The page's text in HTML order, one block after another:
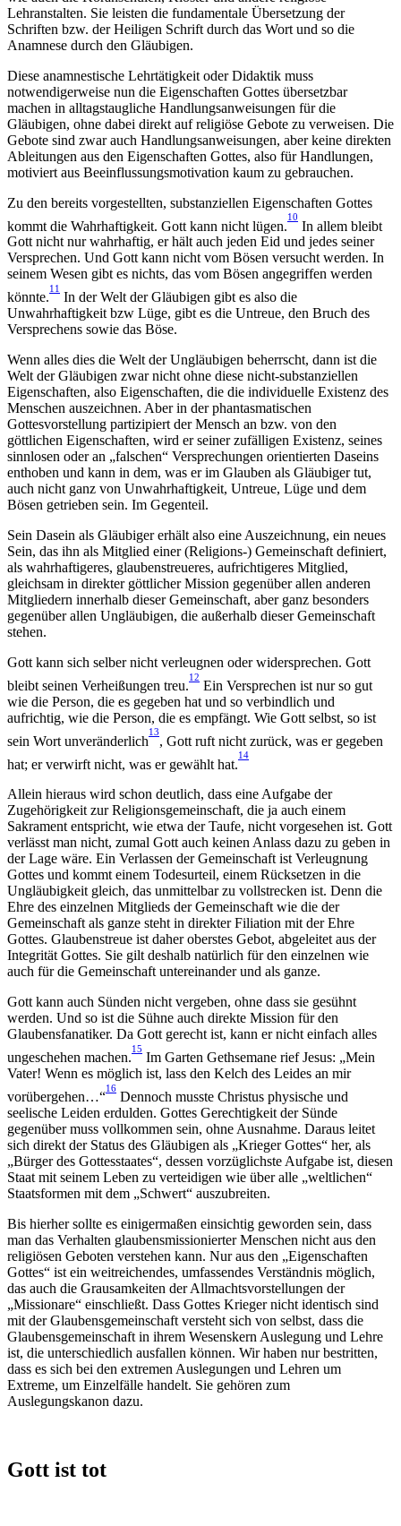
Lehranstalten. Sie leisten die fundamentale Übersetzung der
Schriften bzw. der Heiligen Schrift durch das Wort und so die
Anamnese durch den Gläubigen.
Diese anamnestische Lehrtätigkeit oder Didaktik muss
notwendigerweise nun die Eigenschaften Gottes übersetzbar
machen in alltagstaugliche Handlungsanweisungen für die
Gläubigen, ohne dabei direkt auf religiöse Gebote zu verweisen. Die
Gebote sind zwar auch Handlungsanweisungen, aber keine direkten
Ableitungen aus den Eigenschaften Gottes, also für Handlungen,
motiviert aus Beeinflussungsmotivation kaum zu gebrauchen.
Zu den bereits vorgestellten, substanziellen Eigenschaften Gottes
kommt die Wahrhaftigkeit. Gott kann nicht lügen.
10
In allem bleibt
Gott nicht nur wahrhaftig, er hält auch jeden Eid und jedes seiner
Versprechen. Und Gott kann nicht vom Bösen versucht werden. In
seinem Wesen gibt es nichts, das vom Bösen angegriffen werden
könnte.
11
In der Welt der Gläubigen gibt es also die
Unwahrhaftigkeit bzw Lüge, gibt es die Untreue, den Bruch des
Versprechens sowie das Böse.
Wenn alles dies die Welt der Ungläubigen beherrscht, dann ist die
Welt der Gläubigen zwar nicht ohne diese nicht-substanziellen
Eigenschaften, also Eigenschaften, die die individuelle Existenz des
Menschen auszeichnen. Aber in der phantasmatischen
Gottesvorstellung partizipiert der Mensch an bzw. von den
göttlichen Eigenschaften, wird er seiner zufälligen Existenz, seines
sinnlosen oder an „falschen“ Versprechungen orientierten Daseins
enthoben und kann in dem, was er im Glauben als Gläubiger tut,
auch nicht ganz von Unwahrhaftigkeit, Untreue, Lüge und dem
Bösen getrieben sein. Im Gegenteil.
Sein Dasein als Gläubiger erhält also eine Auszeichnung, ein neues
Sein, das ihn als Mitglied einer (Religions-) Gemeinschaft definiert,
als wahrhaftigeres, glaubenstreueres, aufrichtigeres Mitglied,
gleichsam in direkter göttlicher Mission gegenüber allen anderen
Mitgliedern innerhalb dieser Gemeinschaft, aber ganz besonders
gegenüber allen Ungläubigen, die außerhalb dieser Gemeinschaft
stehen.
Gott kann sich selber nicht verleugnen oder widersprechen. Gott
bleibt seinen Verheißungen treu.
12
Ein Versprechen ist nur so gut
wie die Person, die es gegeben hat und so verbindlich und
aufrichtig, wie die Person, die es empfängt. Wie Gott selbst, so ist
sein Wort unveränderlich
13
, Gott ruft nicht zurück, was er gegeben
hat; er verwirft nicht, was er gewählt hat.
14
Allein hieraus wird schon deutlich, dass eine Aufgabe der
Zugehörigkeit zur Religionsgemeinschaft, die ja auch einem
Sakrament entspricht, wie etwa der Taufe, nicht vorgesehen ist. Gott
verlässt man nicht, zumal Gott auch keinen Anlass dazu zu geben in
der Lage wäre. Ein Verlassen der Gemeinschaft ist Verleugnung
Gottes und kommt einem Todesurteil, einem Rücksetzen in die
Ungläubigkeit gleich, das unmittelbar zu vollstrecken ist. Denn die
Ehre des einzelnen Mitglieds der Gemeinschaft wie die der
Gemeinschaft als ganze steht in direkter Filiation mit der Ehre
Gottes. Glaubenstreue ist daher oberstes Gebot, abgeleitet aus der
Integrität Gottes. Sie gilt deshalb natürlich für den einzelnen wie
auch für die Gemeinschaft untereinander und als ganze.
Gott kann auch Sünden nicht vergeben, ohne dass sie gesühnt
werden. Und so ist die Sühne auch direkte Mission für den
Glaubensfanatiker. Da Gott gerecht ist, kann er nicht einfach alles
ungeschehen machen.
15
Im Garten Gethsemane rief Jesus: „Mein
Vater! Wenn es möglich ist, lass den Kelch des Leides an mir
vorübergehen…“
16
Dennoch musste Christus physische und
seelische Leiden erdulden. Gottes Gerechtigkeit der Sünde
gegenüber muss vollkommen sein, ohne Ausnahme. Daraus leitet
sich direkt der Status des Gläubigen als „Krieger Gottes“ her, als
„Bürger des Gottesstaates“, dessen vorzüglichste Aufgabe ist, diesen
Staat mit seinem Leben zu verteidigen wie über alle „weltlichen“
Staatsformen mit dem „Schwert“ auszubreiten.
Bis hierher sollte es einigermaßen einsichtig geworden sein, dass
man das Verhalten glaubensmissionierter Menschen nicht aus den
religiösen Geboten verstehen kann. Nur aus den „Eigenschaften
Gottes“ ist ein weitreichendes, umfassendes Verständnis möglich,
das auch die Grausamkeiten der Allmachtsvorstellungen der
„Missionare“ einschließt. Dass Gottes Krieger nicht identisch sind
mit der Glaubensgemeinschaft versteht sich von selbst, dass die
Glaubensgemeinschaft in ihrem Wesenskern Auslegung und Lehre
ist, die unterschiedlich ausfallen können. Wir haben nur bestritten,
dass es sich bei den extremen Auslegungen und Lehren um
Extreme, um Einzelfälle handelt. Sie gehören zum
Auslegungskanon dazu.
Gott ist tot